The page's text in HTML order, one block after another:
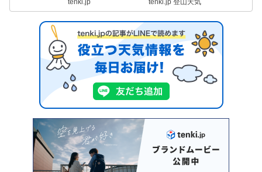
tenki.jp tenki.jp 登山天気